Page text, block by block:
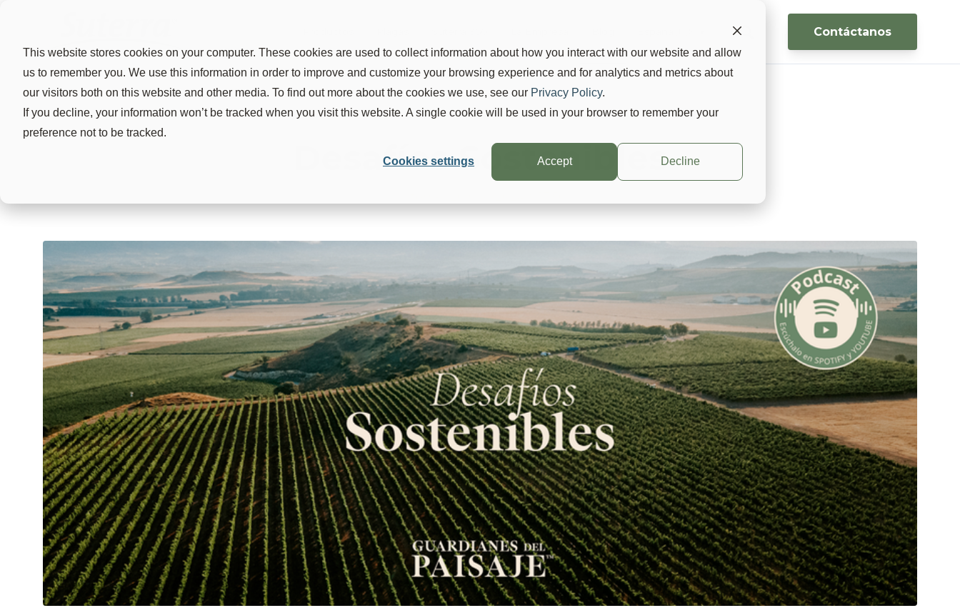
This website stores cookies on your computer. These cookies are used to collect information about how you interact with our website and allow
us to remember you. We use this information in order to improve and customize your browsing experience and for analytics and metrics about
our visitors both on this website and other media. To find out more about the cookies we use, see our Privacy Policy.
If you decline, your information won’t be tracked when you visit this website. A single cookie will be used in your browser to remember your
preference not to be tracked.
Cookies settings Accept Decline
Contáctanos
Desafíos Sostenibles